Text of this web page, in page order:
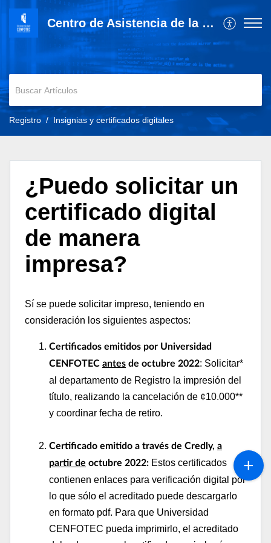
Centro de Asistencia de la Universidad Cenfotec
Registro Insignias y certificados digitales
¿Puedo solicitar un
certificado digital
de manera
impresa?
Sí se puede solicitar impreso, teniendo en
consideración los siguientes aspectos:
Certificados emitidos por Universidad
CENFOTEC antes de octubre 2022: Solicitar*
al departamento de Registro la impresión del
título, realizando la cancelación de ¢10.000**
y coordinar fecha de retiro.
Certificado emitido a través de Credly, a
partir de octubre 2022: Estos certificados
contienen enlaces para verificación digital por
lo que sólo el acreditado puede descargarlo
en formato pdf. Para que Universidad
CENFOTEC pueda imprimirlo, el acreditado